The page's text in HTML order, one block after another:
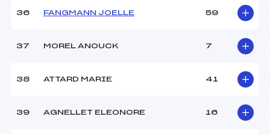
36 FANGMANN JOELLE 59
37 MOREL ANOUCK 7
38 ATTARD MARIE 41
39 AGNELLET ELEONORE 16